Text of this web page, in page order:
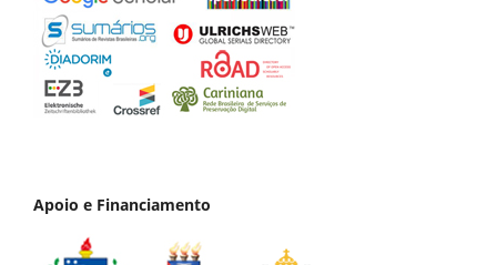
Apoio e Financiamento